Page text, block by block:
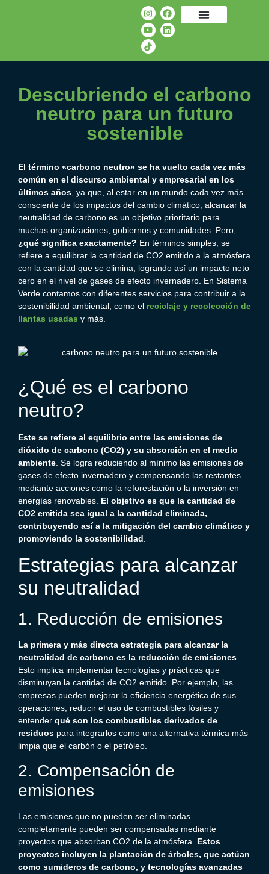
Descubriendo el carbono
neutro para un futuro
sostenible
El término «carbono neutro» se ha vuelto cada vez más
común en el discurso ambiental y empresarial en los
últimos años , ya que, al estar en un mundo cada vez más
consciente de los impactos del cambio climático, alcanzar la
neutralidad de carbono es un objetivo prioritario para
muchas organizaciones, gobiernos y comunidades. Pero,
¿qué significa exactamente? En términos simples, se
refiere a equilibrar la cantidad de CO2 emitido a la atmósfera
con la cantidad que se elimina, logrando así un impacto neto
cero en el nivel de gases de efecto invernadero. En Sistema
Verde contamos con diferentes servicios para contribuir a la
sostenibilidad ambiental, como el reciclaje y recolección de
llantas usadas y más.
¿Qué es el carbono
neutro?
Este se refiere al equilibrio entre las emisiones de
dióxido de carbono (CO2) y su absorción en el medio
ambiente . Se logra reduciendo al mínimo las emisiones de
gases de efecto invernadero y compensando las restantes
mediante acciones como la reforestación o la inversión en
energías renovables. El objetivo es que la cantidad de
CO2 emitida sea igual a la cantidad eliminada,
contribuyendo así a la mitigación del cambio climático y
promoviendo la sostenibilidad
Estrategias para alcanzar
su neutralidad
1. Reducción de emisiones
La primera y más directa estrategia para alcanzar la
neutralidad de carbono es la reducción de emisiones
Esto implica implementar tecnologías y prácticas que
disminuyan la cantidad de CO2 emitido. Por ejemplo, las
empresas pueden mejorar la eficiencia energética de sus
operaciones, reducir el uso de combustibles fósiles y
entender qué son los combustibles derivados de
residuos para integrarlos como una alternativa térmica más
limpia que el carbón o el petróleo.
2. Compensación de
emisiones
Las emisiones que no pueden ser eliminadas
completamente pueden ser compensadas mediante
proyectos que absorban CO2 de la atmósfera. Estos
proyectos incluyen la plantación de árboles, que actúan
como sumideros de carbono, y tecnologías avanzadas